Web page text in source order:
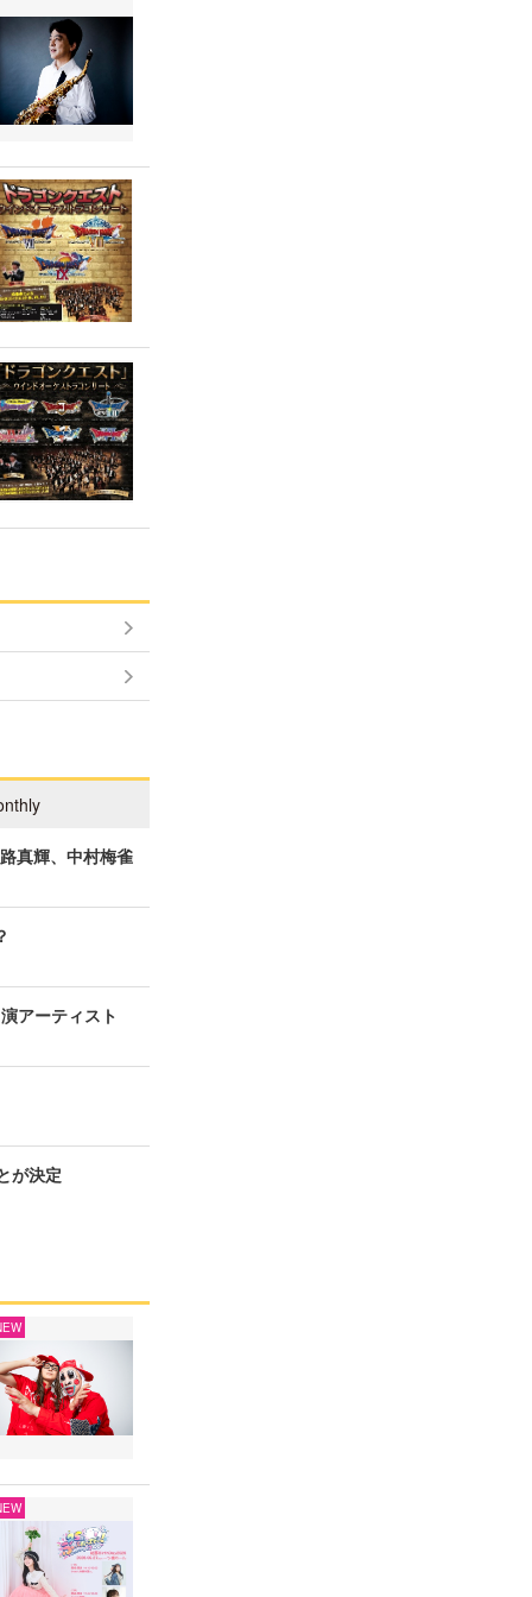
真輝、中村梅雀
アーティスト
が決定